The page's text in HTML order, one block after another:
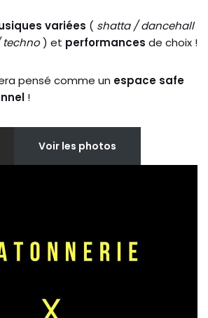
variées ( shatta / dancehall
techno) et performances de choix !
pensé comme un espace safe
!
Voir les photos